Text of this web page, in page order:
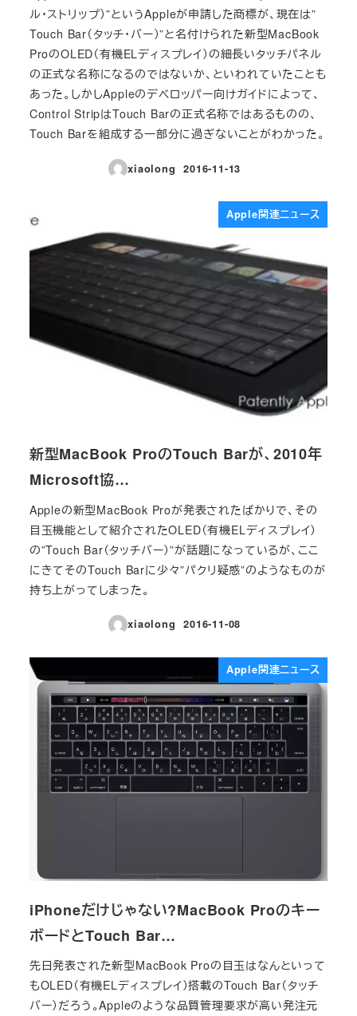
ル・ストリップ）”というAppleが申請した商標が、現在は”
Touch Bar（タッチ・バー）”と名付けられた新型MacBook
ProのOLED（有機ELディスプレイ）の細長いタッチパネル
の正式な名称になるのではないか、といわれていたことも
あった。しかしAppleのデベロッパー向けガイドによって、
Control StripはTouch Barの正式名称ではあるものの、
Touch Barを組成する一部分に過ぎないことがわかった。
xiaolong
投稿日
2016-11-13
Apple関連ニュース
新型MacBook ProのTouch Barが、2010年
Microsoft協…
Appleの新型MacBook Proが発表されたばかりで、その
目玉機能として紹介されたOLED（有機ELディスプレイ）
の”Touch Bar（タッチバー）”が話題になっているが、ここ
にきてそのTouch Barに少々”パクリ疑惑”のようなものが
持ち上がってしまった。
xiaolong
投稿日
2016-11-08
Apple関連ニュース
iPhoneだけじゃない?MacBook Proのキー
ボードとTouch Bar…
先日発表された新型MacBook Proの目玉はなんといって
もOLED（有機ELディスプレイ）搭載のTouch Bar（タッチ
バー）だろう。Appleのような品質管理要求が高い発注元